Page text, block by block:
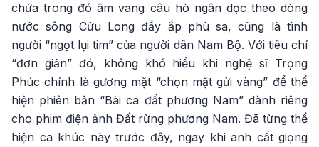
chứa trong đó âm vang câu hò ngân dọc theo dòng
nước sông Cửu Long đầy ắp phù sa, cũng là tình
người “ngọt lụi tim” của người dân Nam Bộ. Với tiêu chí
“đơn giản” đó, không khó hiểu khi nghệ sĩ Trọng
Phúc chính là gương mặt “chọn mặt gửi vàng” để thể
hiện phiên bản “Bài ca đất phương Nam” dành riêng
cho phim điện ảnh Đất rừng phương Nam. Đã từng thể
hiện ca khúc này trước đây, ngay khi anh cất giọng